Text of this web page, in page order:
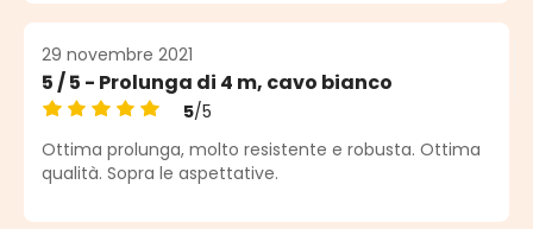
29 novembre 2021
5 / 5 - Prolunga di 4 m, cavo bianco
Valutazione media di 5 su 5 stelle
5/5
Ottima prolunga, molto resistente e robusta. Ottima
qualità. Sopra le aspettative.